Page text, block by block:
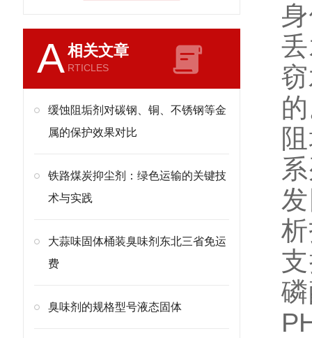
A相关文章
RTICLES
缓蚀阻垢剂对碳钢、铜、不锈钢等金
属的保护效果对比
铁路煤炭抑尘剂：绿色运输的关键技
术与实践
大蒜味固体桶装臭味剂东北三省免运
费
臭味剂的规格型号液态固体